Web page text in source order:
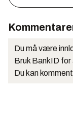
Du må være
Bruk BankID
Du kan